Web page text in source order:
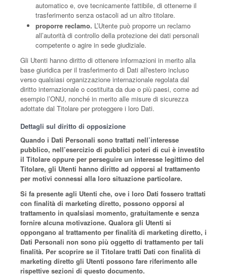
automatico e, ove tecnicamente fattibile, di ottenerne il
trasferimento senza ostacoli ad un altro titolare.
proporre reclamo. L’Utente può proporre un reclamo
all’autorità di controllo della protezione dei dati personali
competente o agire in sede giudiziale.
Gli Utenti hanno diritto di ottenere informazioni in merito alla
base giuridica per il trasferimento di Dati all'estero incluso
verso qualsiasi organizzazione internazionale regolata dal
diritto internazionale o costituita da due o più paesi, come ad
esempio l’ONU, nonché in merito alle misure di sicurezza
adottate dal Titolare per proteggere i loro Dati.
Dettagli sul diritto di opposizione
Quando i Dati Personali sono trattati nell’interesse
pubblico, nell’esercizio di pubblici poteri di cui è investito
il Titolare oppure per perseguire un interesse legittimo del
Titolare, gli Utenti hanno diritto ad opporsi al trattamento
per motivi connessi alla loro situazione particolare.
Si fa presente agli Utenti che, ove i loro Dati fossero trattati
con finalità di marketing diretto, possono opporsi al
trattamento in qualsiasi momento, gratuitamente e senza
fornire alcuna motivazione. Qualora gli Utenti si
oppongano al trattamento per finalità di marketing diretto, i
Dati Personali non sono più oggetto di trattamento per tali
finalità. Per scoprire se il Titolare tratti Dati con finalità di
marketing diretto gli Utenti possono fare riferimento alle
rispettive sezioni di questo documento.